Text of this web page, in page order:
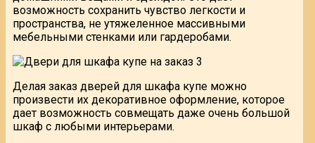
возможность сохранить чувство легкости и
пространства, не утяжеленное массивными
мебельными стенками или гардеробами.
Делая заказ дверей для шкафа купе можно
произвести их декоративное оформление, которое
дает возможность совмещать даже очень большой
шкаф с любыми интерьерами.